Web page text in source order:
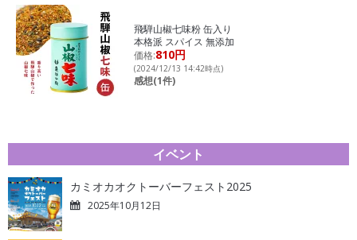
飛騨山椒七味粉 缶入り
本格派 スパイス 無添加
価格:810円
(2024/12/13 14:42時点)
感想(1件)
イベント
カミオカオクトーバーフェスト2025
2025年10月12日